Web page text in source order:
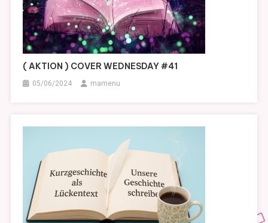
( AKTION ) COVER WEDNESDAY #41
05/06/2024 mamenu